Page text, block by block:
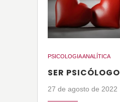
PSICOLOGIA ANALÍTICA
SER PSICÓLOGO
27 de agosto de 2022